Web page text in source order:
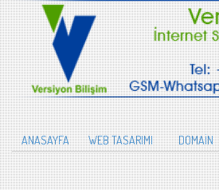
ANASAYFA WEB TASARIMI DOMAİN